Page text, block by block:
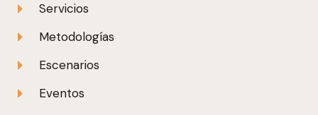
Servicios
Metodologías
Escenarios
Eventos